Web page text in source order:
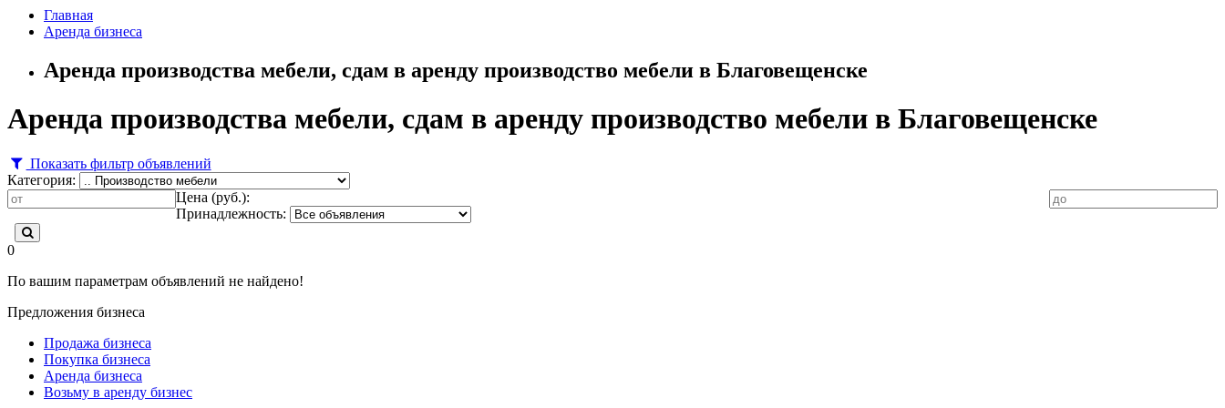
Главная
Аренда бизнеса
Аренда производства мебели, сдам в аренду производство мебели в Благовещенске
Аренда производства мебели, сдам в аренду производство мебели в Благовещенске
Показать фильтр объявлений
Категория:
Цена (руб.):
Принадлежность:
0
По вашим параметрам объявлений не найдено!
Предложения бизнеса
Продажа бизнеса
Покупка бизнеса
Аренда бизнеса
Возьму в аренду бизнес